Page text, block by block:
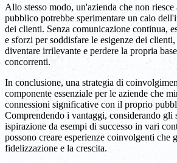
Allo stesso modo, un'azienda che non
pubblico potrebbe sperimentare un calo
dei clienti. Senza comunicazione continua,
e sforzi per soddisfare le esigenze dei
diventare irrilevante e perdere la propria
concorrenti.
In conclusione, una strategia di
componente essenziale per le aziende che
connessioni significative con il proprio
Comprendendo i vantaggi, considerando gli
ispirazione da esempi di successo in vari
possono creare esperienze coinvolgenti che
fidelizzazione e la crescita.